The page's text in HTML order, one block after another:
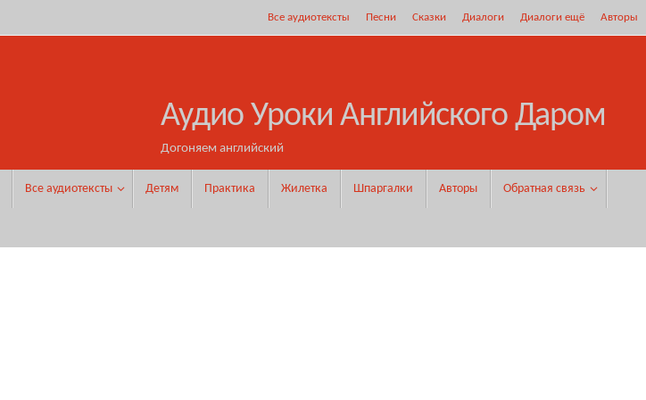
Все аудиотексты Песни Сказки Диалоги Диалоги ещё Авторы
Аудио Уроки Английского Даром
Догоняем английский
Все аудиотексты Детям Практика Жилетка Шпаргалки Авторы Обратная связь